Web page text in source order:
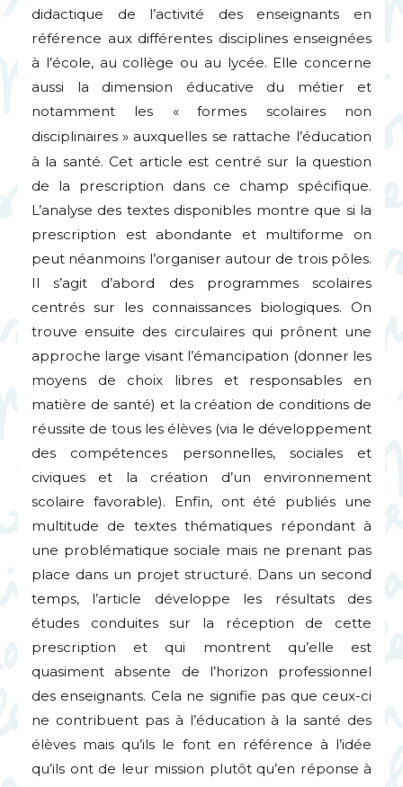
didactique de l’activité des enseignants en
référence aux différentes disciplines enseignées
à l’école, au collège ou au lycée. Elle concerne
aussi la dimension éducative du métier et
notamment les «
formes scolaires non
disciplinaires » auxquelles se rattache l’éducation
à la santé. Cet article est centré sur la question
de la prescription dans ce champ spécifique.
L’analyse des textes disponibles montre que si la
prescription est abondante et multiforme on
peut néanmoins l’organiser autour de trois pôles.
Il s’agit d’abord des programmes scolaires
centrés sur les connaissances biologiques. On
trouve ensuite des circulaires qui prônent une
approche large visant l’émancipation (donner les
moyens de choix libres et responsables en
matière de santé) et la création de conditions de
réussite de tous les élèves (via le développement
des compétences personnelles, sociales et
civiques et la création d’un environnement
scolaire favorable). Enfin, ont été publiés une
multitude de textes thématiques répondant à
une problématique sociale mais ne prenant pas
place dans un projet structuré. Dans un second
temps, l’article développe les résultats des
études conduites sur la réception de cette
prescription et qui montrent qu’elle est
quasiment absente de l’horizon professionnel
des enseignants. Cela ne signifie pas que ceux-ci
ne contribuent pas à l’éducation à la santé des
élèves mais qu’ils le font en référence à l’idée
qu’ils ont de leur mission plutôt qu’en réponse à